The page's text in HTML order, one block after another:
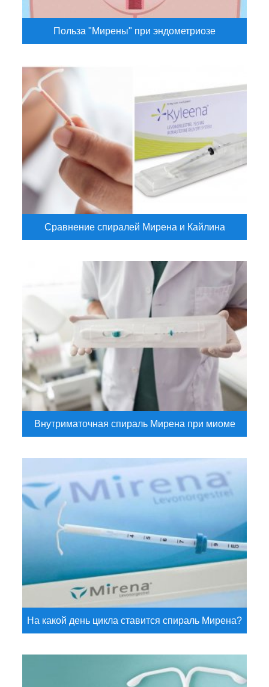
Польза "Мирены" при эндометриозе
Сравнение спиралей Мирена и Кайлина
Внутриматочная спираль Мирена при миоме
На какой день цикла ставится спираль Мирена?